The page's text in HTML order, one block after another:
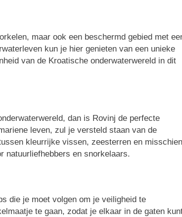
maar ook een beschermd gebied met
kun je hier genieten van een unieke
van de Kroatische onderwaterwereld in dit
dan is Rovinj de perfecte
leven, zul je versteld staan ​​van de
kleurrijke vissen, zeesterren en misschien
natuurliefhebbers en snorkelaars.
die je moet volgen om je veiligheid te
te gaan, zodat je elkaar in de gaten